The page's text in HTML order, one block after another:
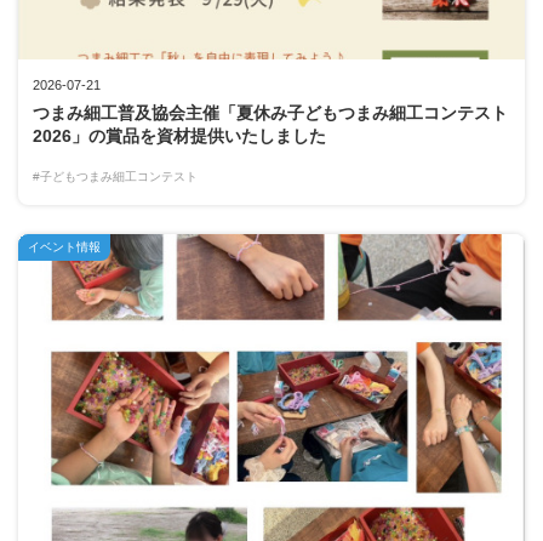
2026-07-21
つまみ細工普及協会主催「夏休み子どもつまみ細工コンテスト
2026」の賞品を資材提供いたしました
#子どもつまみ細工コンテスト
イベント情報